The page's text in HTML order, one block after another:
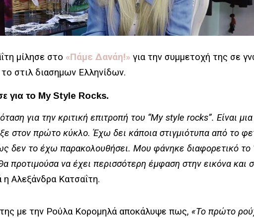
μίλησε στο «Πάμε Δανάη!» για την συμμετοχή της σε
το στιλ διασημων Ελληνίδων.
για το My Style Rocks.
για την κριτική επιτροπή του “My style rocks”. Είναι μια
στον πρώτο κύκλο. Έχω δει κάποια στιγμιότυπα από το
δεν το έχω παρακολουθήσει. Μου φάνηκε διαφορετικό το
προτιμούσα να έχει περισσότερη έμφαση στην εικόνα και
η Αλεξάνδρα Κατσαΐτη.
της με την Ρούλα Κορομηλά αποκάλυψε πως, «Το πρώτο